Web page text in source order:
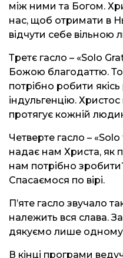
між ними та Богом.
нас, щоб отримати в
відчути себе
Третє гасло – «Solo
Божою благодаттю.
потрібно робити
індульгенцію.
протягує кожній
Четверте гасло –
надає нам Христа, як
нам потрібно
Спасаємося по вірі.
П’яте гасло звучало
належить вся слава.
дякуємо лише одному
В кінці програми